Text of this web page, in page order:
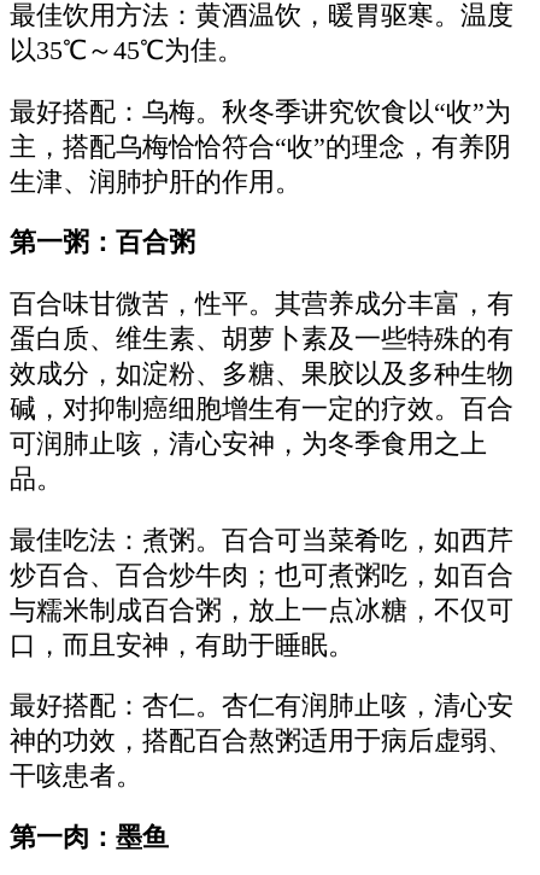
最佳饮用方法：黄酒温饮，暖胃驱寒。温度
以35℃～45℃为佳。
最好搭配：乌梅。秋冬季讲究饮食以“收”为
主，搭配乌梅恰恰符合“收”的理念，有养阴
生津、润肺护肝的作用。
第一粥：百合粥
百合味甘微苦，性平。其营养成分丰富，有
蛋白质、维生素、胡萝卜素及一些特殊的有
效成分，如淀粉、多糖、果胶以及多种生物
碱，对抑制癌细胞增生有一定的疗效。百合
可润肺止咳，清心安神，为冬季食用之上
品。
最佳吃法：煮粥。百合可当菜肴吃，如西芹
炒百合、百合炒牛肉；也可煮粥吃，如百合
与糯米制成百合粥，放上一点冰糖，不仅可
口，而且安神，有助于睡眠。
最好搭配：杏仁。杏仁有润肺止咳，清心安
神的功效，搭配百合熬粥适用于病后虚弱、
干咳患者。
第一肉：墨鱼